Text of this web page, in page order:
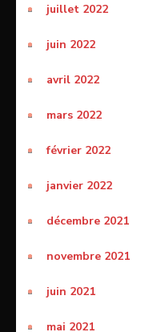
juillet 2022
juin 2022
avril 2022
mars 2022
février 2022
janvier 2022
décembre 2021
novembre 2021
juin 2021
mai 2021